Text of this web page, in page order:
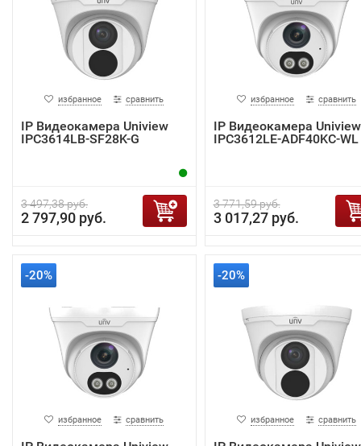
избранное сравнить
IP Видеокамера Uniview
IPC3614LB-SF28K-G
3 497,38 руб.
2 797,90 руб.
избранное сравнить
IP Видеокамера Uniview
IPC3612LE-ADF40KC-WL
3 771,59 руб.
3 017,27 руб.
-20%
избранное сравнить
-20%
избранное сравнить